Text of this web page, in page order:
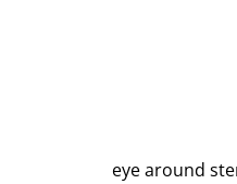
eye around